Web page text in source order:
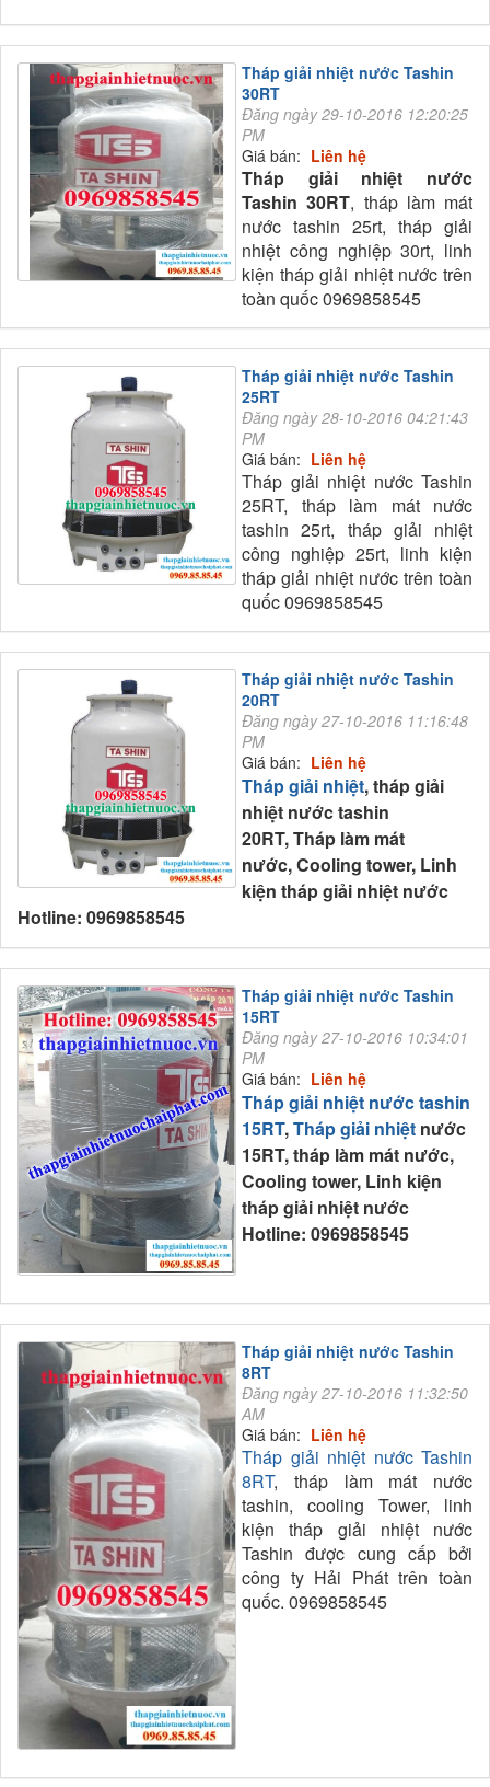
Tháp giải nhiệt nước Tashin
30RT
Đăng ngày 29-10-2016 12:20:25
PM
Giá bán: Liên hệ
Tháp giải nhiệt nước
Tashin 30RT, tháp làm mát
nước tashin 25rt, tháp giải
nhiệt công nghiệp 30rt, linh
kiện tháp giải nhiệt nước trên
toàn quốc 0969858545
Tháp giải nhiệt nước Tashin
25RT
Đăng ngày 28-10-2016 04:21:43
PM
Giá bán: Liên hệ
Tháp giải nhiệt nước Tashin
25RT, tháp làm mát nước
tashin 25rt, tháp giải nhiệt
công nghiệp 25rt, linh kiện
tháp giải nhiệt nước trên toàn
quốc 0969858545
Tháp giải nhiệt nước Tashin
20RT
Đăng ngày 27-10-2016 11:16:48
PM
Giá bán: Liên hệ
Tháp giải nhiệt, tháp giải
nhiệt nước tashin
20RT, Tháp làm mát
nước, Cooling tower, Linh
kiện tháp giải nhiệt nước
Hotline: 0969858545
Tháp giải nhiệt nước Tashin
15RT
Đăng ngày 27-10-2016 10:34:01
PM
Giá bán: Liên hệ
Tháp giải nhiệt nước tashin
15RT,Tháp giải nhiệt nước
15RT, tháp làm mát nước,
Cooling tower, Linh kiện
tháp giải nhiệt nước
Hotline: 0969858545
Tháp giải nhiệt nước Tashin
8RT
Đăng ngày 27-10-2016 11:32:50
AM
Giá bán: Liên hệ
Tháp giải nhiệt nước Tashin
8RT, tháp làm mát nước
tashin, cooling Tower, linh
kiện tháp giải nhiệt nước
Tashin được cung cấp bởi
công ty Hải Phát trên toàn
quốc. 0969858545